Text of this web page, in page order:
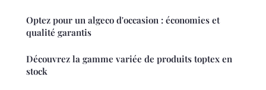
Optez pour un algeco d'occasion : économies et
qualité garantis
Découvrez la gamme variée de produits toptex en
stock